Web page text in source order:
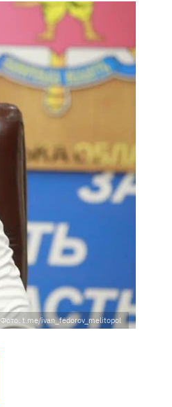
Фото: t.me/ivan_fedorov_melitopol